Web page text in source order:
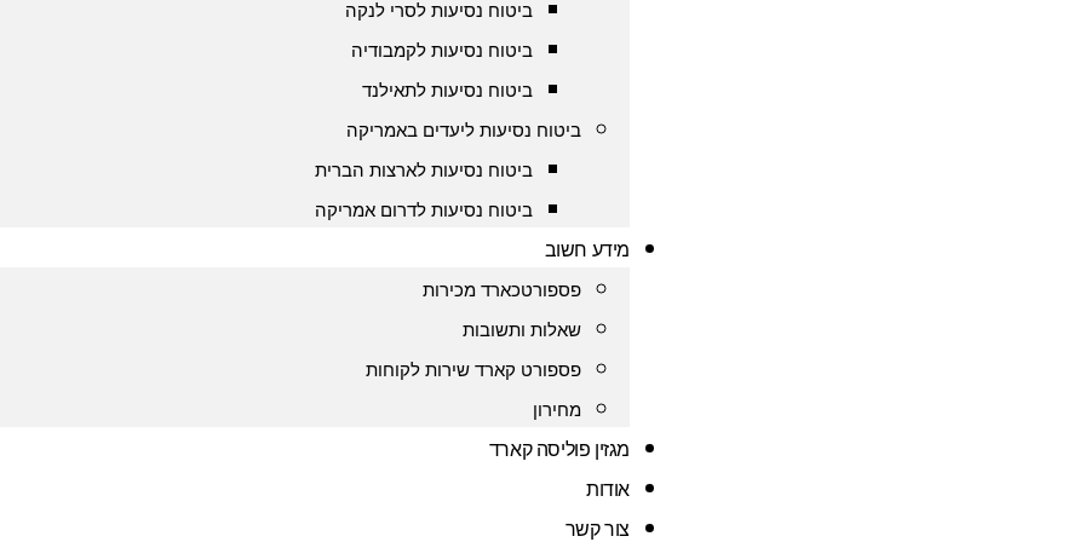
ביטוח נסיעות לסרי לנקה
ביטוח נסיעות לקמבודיה
ביטוח נסיעות לתאילנד
ביטוח נסיעות ליעדים באמריקה
ביטוח נסיעות לארצות הברית
ביטוח נסיעות לדרום אמריקה
מידע חשוב
פספורטכארד מכירות
שאלות ותשובות
פספורט קארד שירות לקוחות
מחירון
מגזין פוליסה קארד
אודות
צור קשר